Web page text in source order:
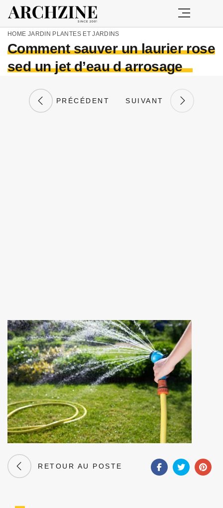
HOME JARDIN PLANTES ET JARDINS
Comment sauver un laurier rose
sed un jet d’eau d arrosage
PRÉCÉDENT SUIVANT
RETOUR AU POSTE